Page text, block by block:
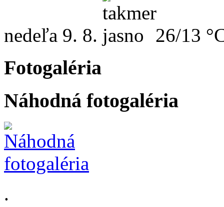
nedeľa 9. 8. 26/13
Fotogaléria
Náhodná fotogaléria
.